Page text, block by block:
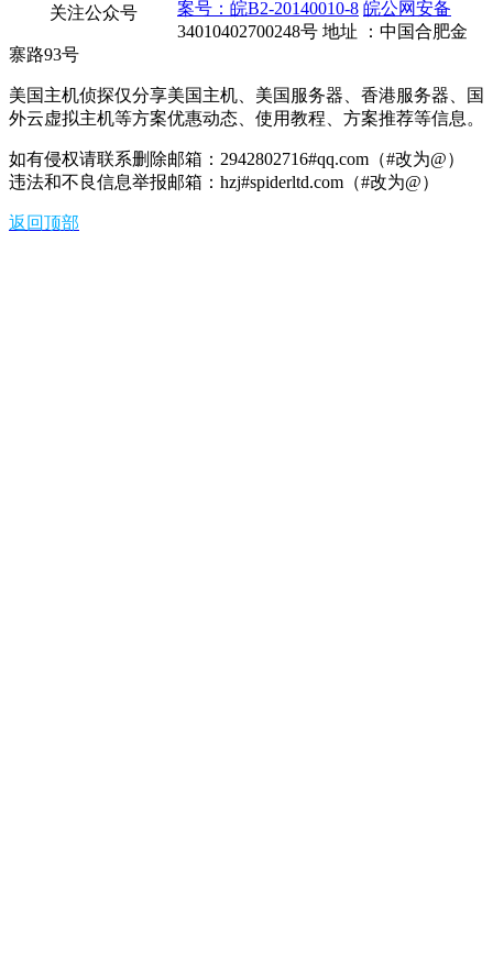
关注公众号 案号：皖B2-20140010-8 皖公网安备
34010402700248号 地址 ：中国合肥金
寨路93号
美国主机侦探仅分享美国主机、美国服务器、香港服务器、国
外云虚拟主机等方案优惠动态、使用教程、方案推荐等信息。
如有侵权请联系删除邮箱：2942802716#qq.com（#改为@）
违法和不良信息举报邮箱：hzj#spiderltd.com（#改为@）
返回顶部